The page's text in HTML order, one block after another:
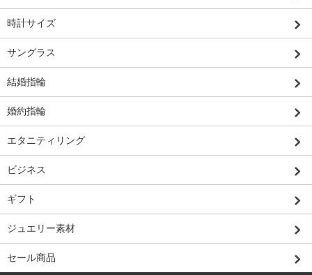
時計サイズ
サングラス
結婚指輪
婚約指輪
エタニティリング
ビジネス
ギフト
ジュエリー素材
セール商品